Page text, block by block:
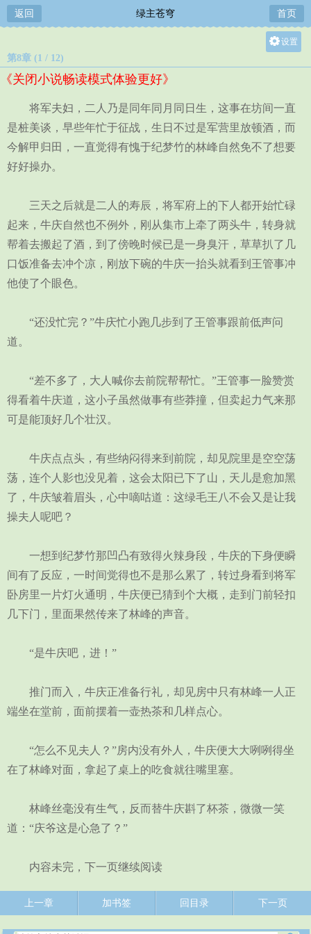
返回 绿主苍穹 首页
设置
中
小
第8章 (1 / 12)
《关闭小说畅读模式体验更好》
将军夫妇，二人乃是同年同月同日生，这事在坊间一直
是桩美谈，早些年忙于征战，生日不过是军营里放顿酒，而
今解甲归田，一直觉得有愧于纪梦竹的林峰自然免不了想要
好好操办。
三天之后就是二人的寿辰，将军府上的下人都开始忙碌
起来，牛庆自然也不例外，刚从集市上牵了两头牛，转身就
帮着去搬起了酒，到了傍晚时候已是一身臭汗，草草扒了几
口饭准备去冲个凉，刚放下碗的牛庆一抬头就看到王管事冲
他使了个眼色。
“还没忙完？”牛庆忙小跑几步到了王管事跟前低声问
道。
“差不多了，大人喊你去前院帮帮忙。”王管事一脸赞赏
得看着牛庆道，这小子虽然做事有些莽撞，但卖起力气来那
可是能顶好几个壮汉。
牛庆点点头，有些纳闷得来到前院，却见院里是空空荡
荡，连个人影也没见着，这会太阳已下了山，天儿是愈加黑
了，牛庆皱着眉头，心中嘀咕道：这绿毛王八不会又是让我
操夫人呢吧？
一想到纪梦竹那凹凸有致得火辣身段，牛庆的下身便瞬
间有了反应，一时间觉得也不是那么累了，转过身看到将军
卧房里一片灯火通明，牛庆便已猜到个大概，走到门前轻扣
几下门，里面果然传来了林峰的声音。
“是牛庆吧，进！”
推门而入，牛庆正准备行礼，却见房中只有林峰一人正
端坐在堂前，面前摆着一壶热茶和几样点心。
“怎么不见夫人？”房内没有外人，牛庆便大大咧咧得坐
在了林峰对面，拿起了桌上的吃食就往嘴里塞。
林峰丝毫没有生气，反而替牛庆斟了杯茶，微微一笑
道：“庆爷这是心急了？”
内容未完，下一页继续阅读
上一章 加书签 回目录 下一页